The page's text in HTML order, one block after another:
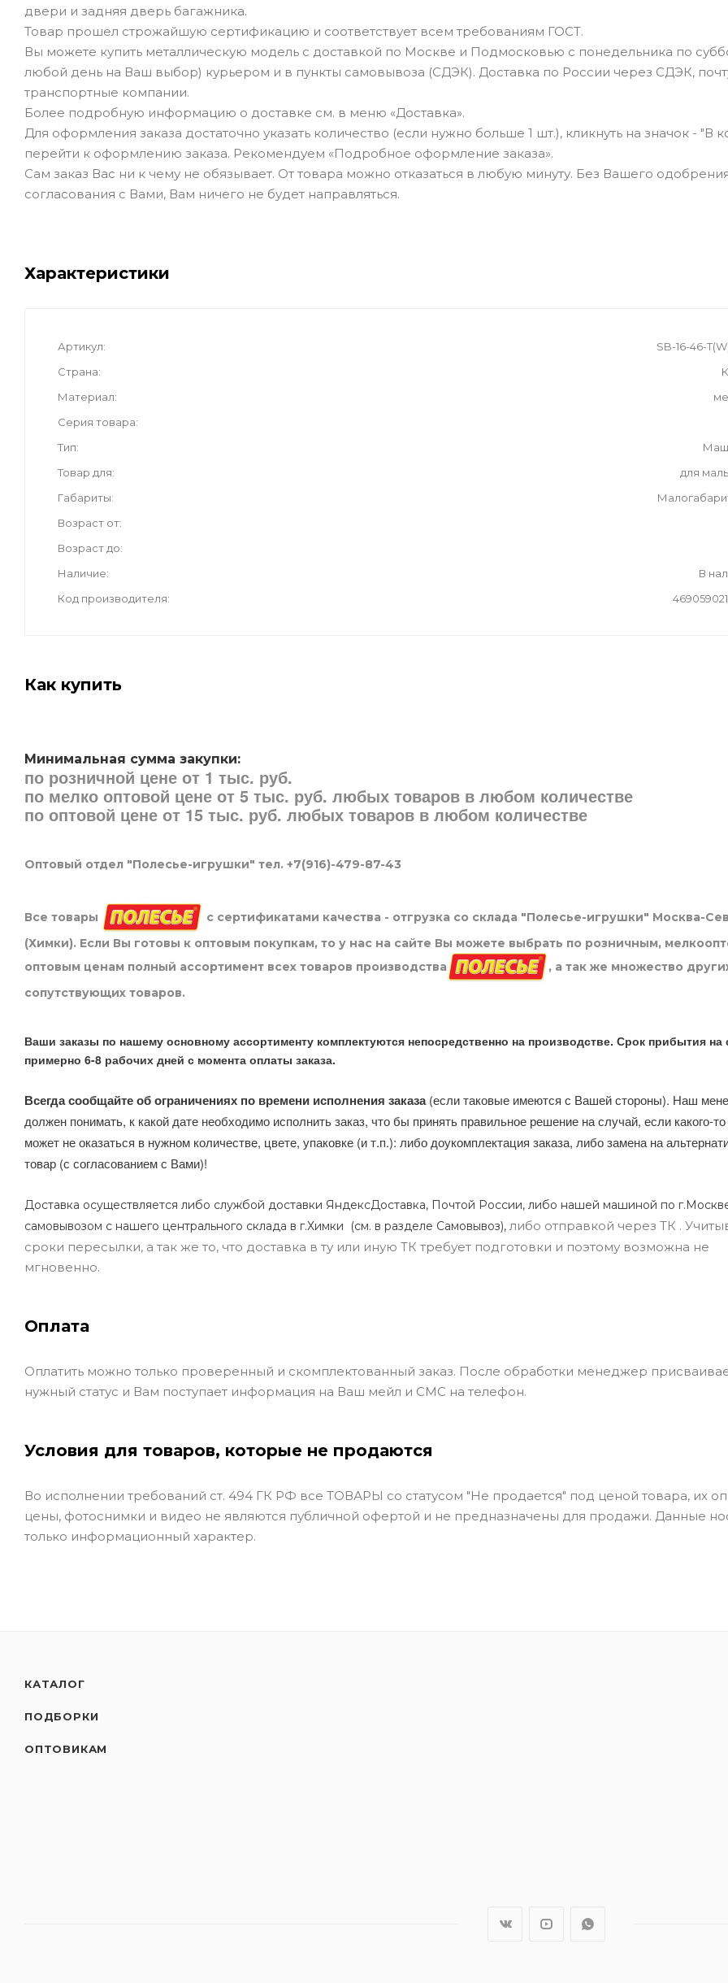
двери и задняя дверь багажника.
Товар прошел строжайшую сертификацию и соответствует всем требованиям ГОСТ.
Вы можете купить металлическую модель с доставкой по Москве и Подмосковью с понедельника по
любой день на Ваш выбор) курьером и в пункты самовывоза (СДЭК). Доставка по России через СДЭК,
транспортные компании.
Более подробную информацию о доставке см. в меню «Доставка».
Для оформления заказа достаточно указать количество (если нужно больше 1 шт.), кликнуть на значок - "В
перейти к оформлению заказа. Рекомендуем «Подробное оформление заказа».
Сам заказ Вас ни к чему не обязывает. От товара можно отказаться в любую минуту. Без Вашего
согласования с Вами, Вам ничего не будет направляться.
Характеристики
Артикул
SB-16-46-
Страна
Материал
Серия товара
Тип
Товар для
для
Габариты
Возраст от
Возраст до
Наличие
В
Код производителя
Как купить
Минимальная сумма закупки:
по розничной цене от 1 тыс. руб.
по мелко оптовой цене от 5 тыс. руб. любых товаров в любом количестве
по оптовой цене от 15 тыс. руб. любых товаров в любом количестве
Оптовый отдел "Полесье-игрушки" тел. +7(916)-479-87-43
Все товары
с сертификатами качества - отгрузка со склада "Полесье-игрушки" Москва-
(Химки). Если Вы готовы к оптовым покупкам, то у нас на сайте Вы можете выбрать по розничным,
оптовым ценам полный ассортимент всех товаров производства
, а так же множество
сопутствующих товаров.
Ваши заказы по нашему основному ассортименту комплектуются непосредственно на производстве. Срок прибытия на
примерно 6-8 рабочих дней с момента оплаты заказа.
Всегда сообщайте об ограничениях по времени исполнения заказа(если таковые имеются с Вашей стороны). Наш
должен понимать, к какой дате необходимо исполнить заказ, что бы принять правильное решение на случай, если какого-
может не оказаться в нужном количестве, цвете, упаковке (и т.п.): либо доукомплектация заказа, либо замена на
товар (с согласованием с Вами)!
Доставка осуществляется либо службой доставки ЯндексДоставка, Почтой России, либо нашей машиной по
самовывозом с нашего центрального склада в г.Химки (см. в разделе Самовывоз), либо отправкой через ТК .
сроки пересылки, а так же то, что доставка в ту или иную ТК требует подготовки и поэтому возможна не
мгновенно.
Оплата
Оплатить можно только проверенный и скомплектованный заказ. После обработки менеджер
нужный статус и Вам поступает информация на Ваш мейл и СМС на телефон.
Условия для товаров, которые не продаются
Во исполнении требований ст. 494 ГК РФ все ТОВАРЫ со статусом "Не продается" под ценой товара, их
цены, фотоснимки и видео не являются публичной офертой и не предназначены для продажи. Данные
только информационный характер.
КАТАЛОГ
ПОДБОРКИ
ОПТОВИКАМ